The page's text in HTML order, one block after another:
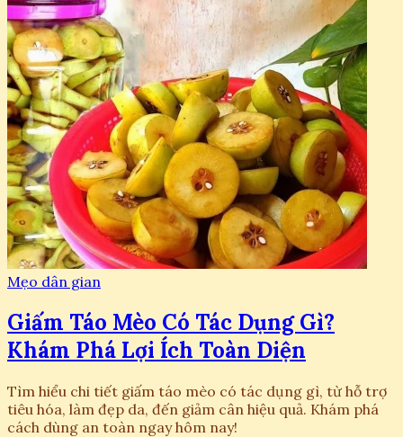
Mẹo dân gian
Giấm Táo Mèo Có Tác Dụng Gì?
Khám Phá Lợi Ích Toàn Diện
Tìm hiểu chi tiết giấm táo mèo có tác dụng gì, từ hỗ trợ
tiêu hóa, làm đẹp da, đến giảm cân hiệu quả. Khám phá
cách dùng an toàn ngay hôm nay!